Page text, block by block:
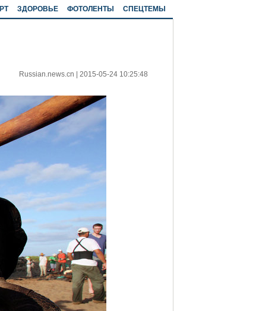
ЗДОРОВЬЕ ФОТОЛЕНТЫ СПЕЦТЕМЫ
Russian.news.cn 2015-05-24 10:25:48